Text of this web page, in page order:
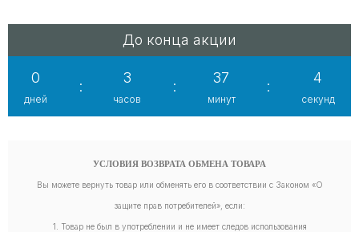
До конца акции
0
дней
:
3
часов
:
37
минут
:
4
секунд
УСЛОВИЯ ВОЗВРАТА ОБМЕНА ТОВАРА
Вы можете вернуть товар или обменять его в соответствии с Законом «О
защите прав потребителей», если:
1. Товар не был в употреблении и не имеет следов использования